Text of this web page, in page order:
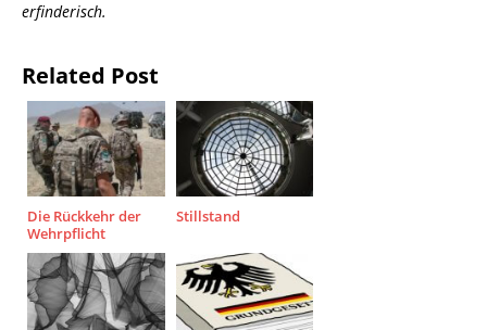
erfinderisch.
Related Post
Die Rückkehr der
Wehrpflicht
Stillstand